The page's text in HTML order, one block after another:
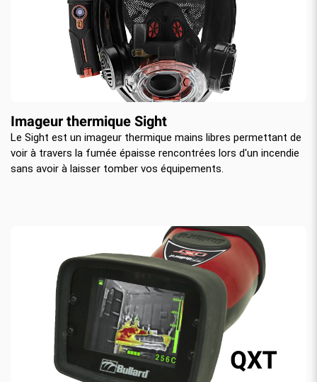
Imageur thermique Sight
Le Sight est un imageur thermique mains libres permettant de
voir à travers la fumée épaisse rencontrées lors d'un incendie
sans avoir à laisser tomber vos équipements.